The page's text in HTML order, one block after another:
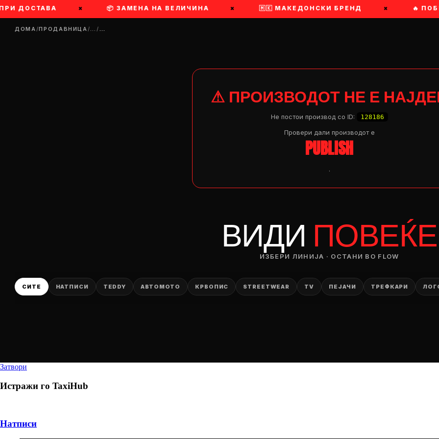
ДОСТАВА 📦 ЗАМЕНА НА ВЕЛИЧИНА 🇲🇰 МАКЕДОНСКИ БРЕНД 🔥
ДОМА/ПРОДАВНИЦА/…/…
⚠ ПРОИЗВОДОТ НЕ Е
Не постои производ со ID: 128186
Провери дали производот e
PUBLISH
.
ВИДИ ПОВЕЌЕ
ИЗБЕРИ ЛИНИЈА · ОСТАНИ ВО FLOW
СИТЕ НАТПИСИ TEDDY АВТОМОТО КРВОПИС STREETWEAR TV ПЕЈАЧИ ТРЕФКАРИ
Затвори
Истражи го TaxiHub
Натписи